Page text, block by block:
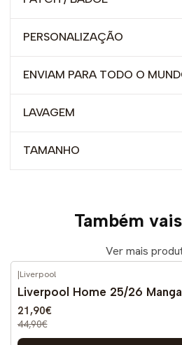
PERSONALIZAÇÃO
ENVIAM PARA TODO O
LAVAGEM
TAMANHO
Também
Ver mais
DESCONTO
|Liverpool
Liverpool Home 25/26
21,90€
44,90€